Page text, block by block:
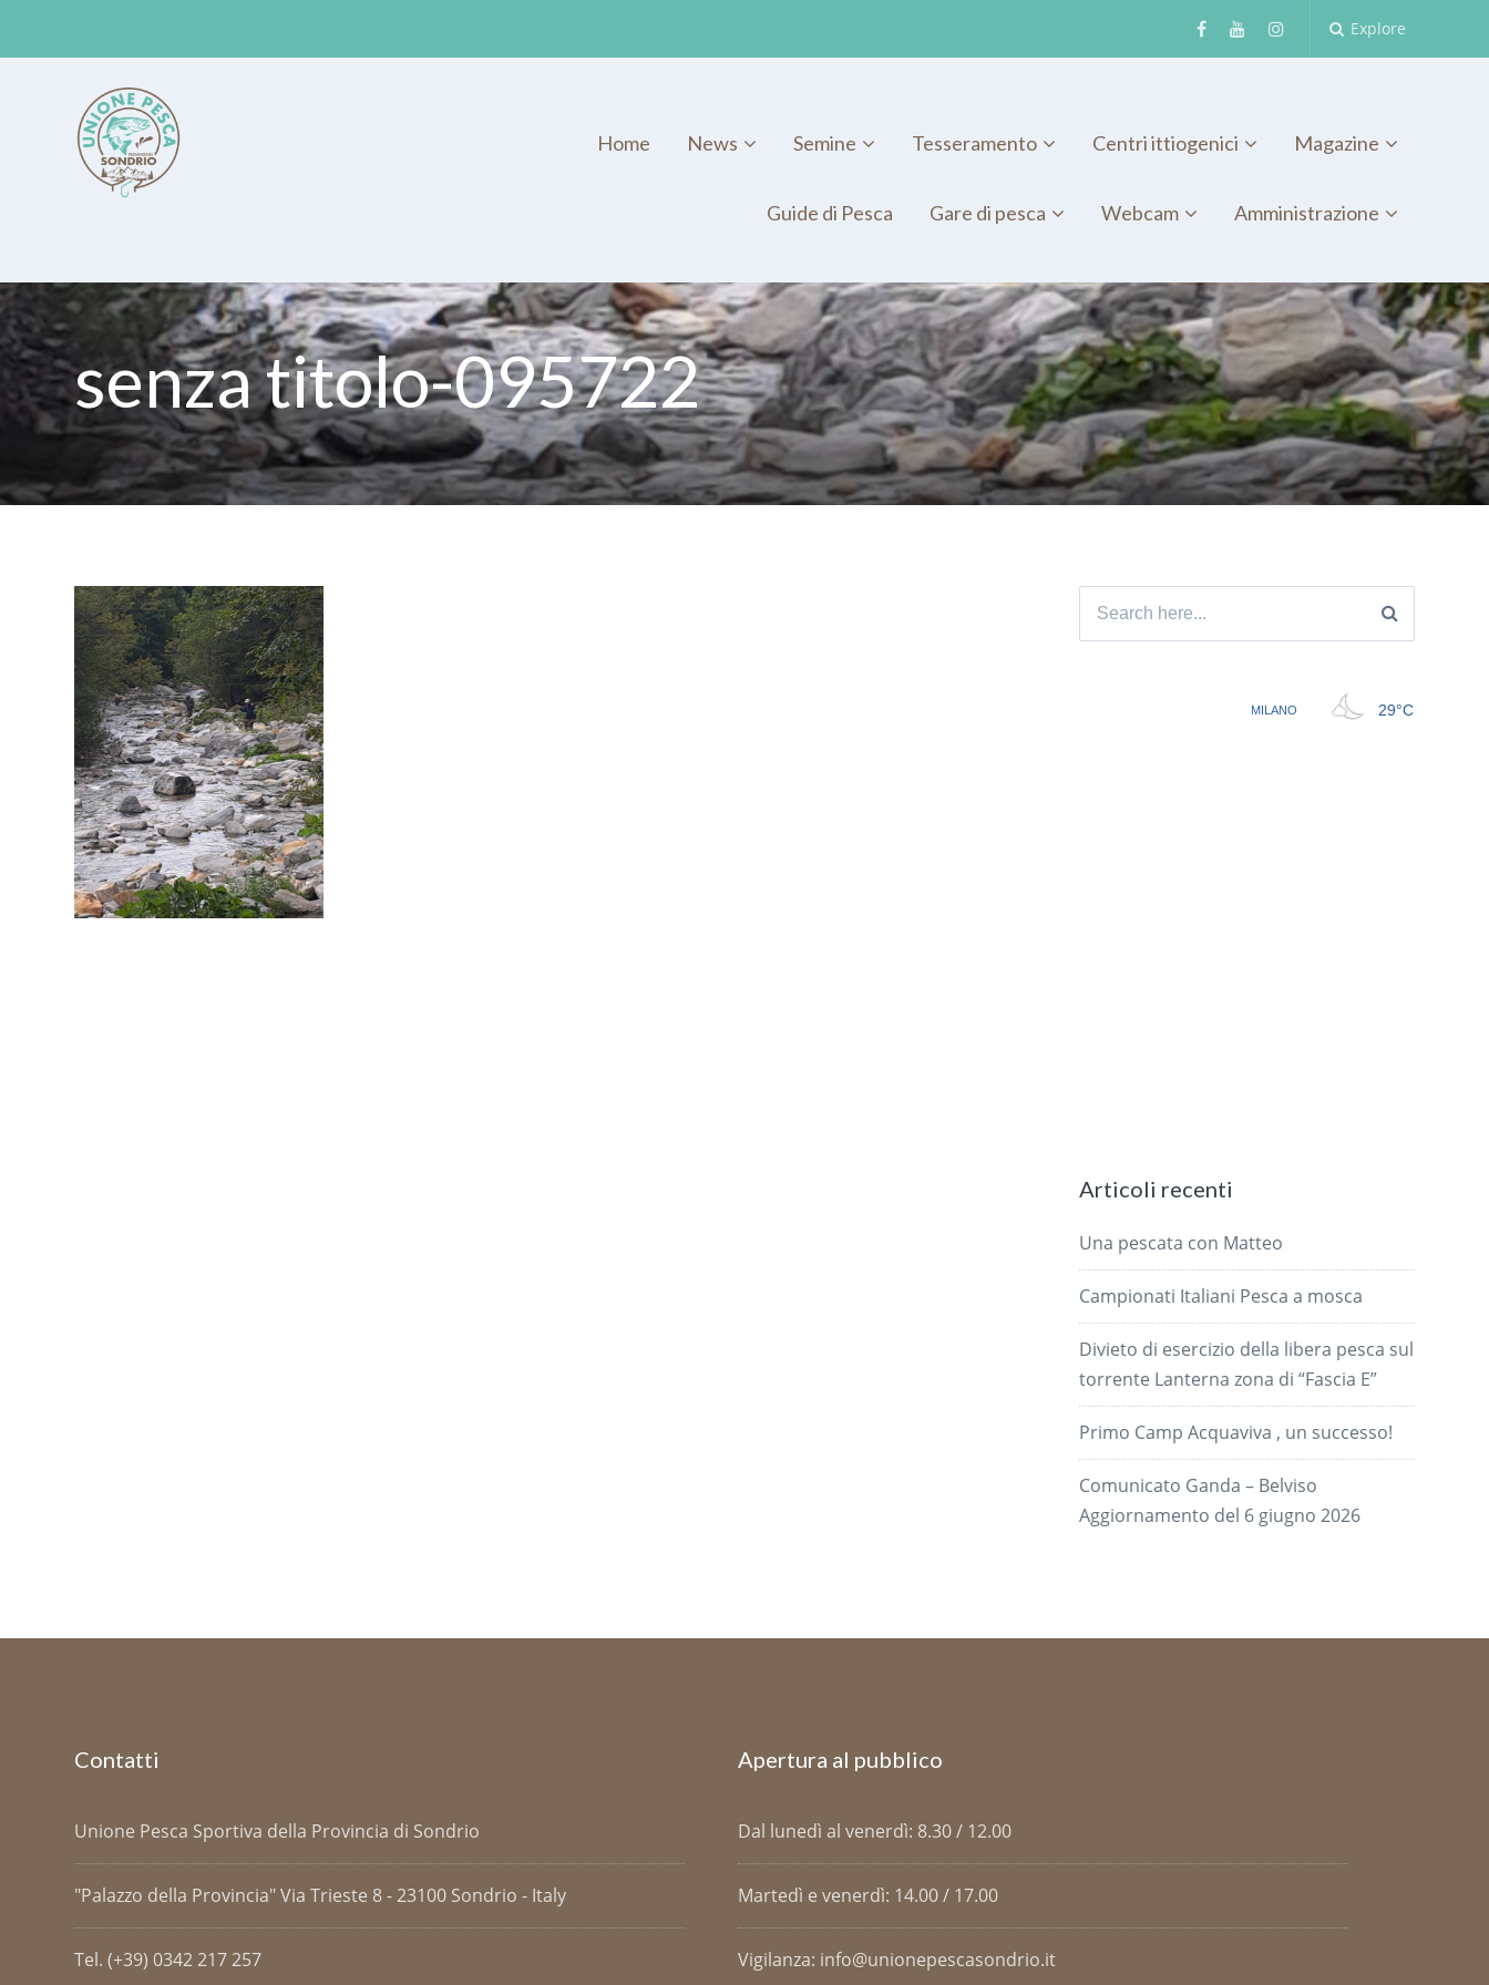
Explore
Home News Semine Tesseramento Centri ittiogenici Magazine
Guide di Pesca Gare di pesca Webcam Amministrazione
senza titolo-095722
Search
Articoli recenti
Una pescata con Matteo
Campionati Italiani Pesca a mosca
Divieto di esercizio della libera pesca sul
torrente Lanterna zona di “Fascia E”
Primo Camp Acquaviva , un successo!
Comunicato Ganda – Belviso
Aggiornamento del 6 giugno 2026
Contatti
Unione Pesca Sportiva della Provincia di Sondrio
"Palazzo della Provincia" Via Trieste 8 - 23100 Sondrio - Italy
Tel. (+39) 0342 217 257
Apertura al pubblico
Dal lunedì al venerdì: 8.30 / 12.00
Martedì e venerdì: 14.00 / 17.00
Vigilanza: info@unionepescasondrio.it